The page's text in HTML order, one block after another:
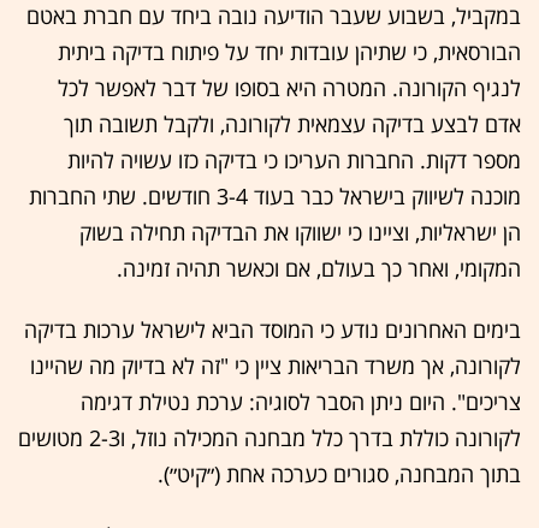
במקביל, בשבוע שעבר הודיעה נובה ביחד עם חברת באטם
הבורסאית, כי שתיהן עובדות יחד על פיתוח בדיקה ביתית
לנגיף הקורונה. המטרה היא בסופו של דבר לאפשר לכל
אדם לבצע בדיקה עצמאית לקורונה, ולקבל תשובה תוך
מספר דקות. החברות העריכו כי בדיקה כזו עשויה להיות
מוכנה לשיווק בישראל כבר בעוד 3-4 חודשים. שתי החברות
הן ישראליות, וציינו כי ישווקו את הבדיקה תחילה בשוק
המקומי, ואחר כך בעולם, אם וכאשר תהיה זמינה.
בימים האחרונים נודע כי המוסד הביא לישראל ערכות בדיקה
לקורונה, אך משרד הבריאות ציין כי "זה לא בדיוק מה שהיינו
צריכים". היום ניתן הסבר לסוגיה: ערכת נטילת דגימה
לקורונה כוללת בדרך כלל מבחנה המכילה נוזל, ו2-3 מטושים
בתוך המבחנה, סגורים כערכה אחת (״קיט״).